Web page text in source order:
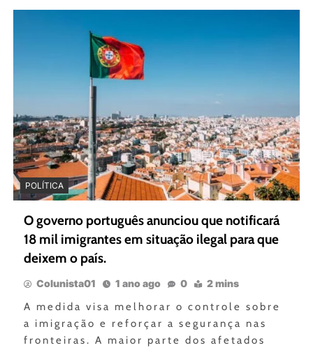
POLÍTICA
O governo português anunciou que notificará
18 mil imigrantes em situação ilegal para que
deixem o país.
Colunista01 1 ano ago 0 2 mins
A medida visa melhorar o controle sobre
a imigração e reforçar a segurança nas
fronteiras. A maior parte dos afetados